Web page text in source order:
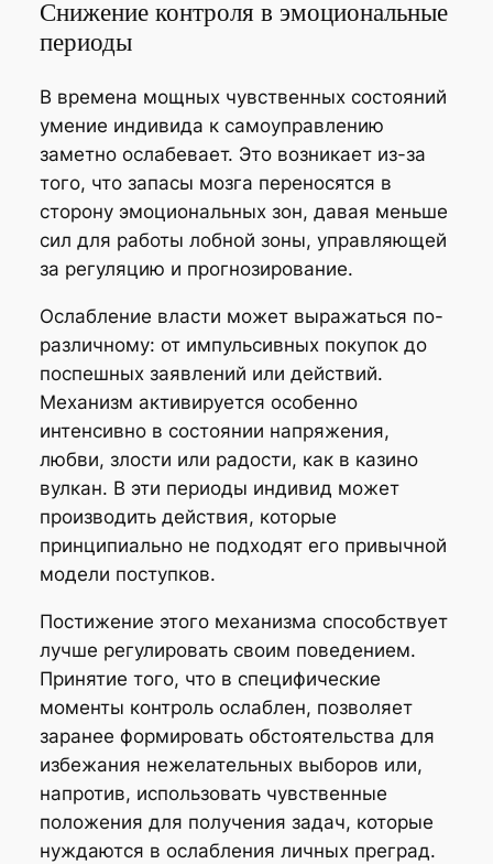
Снижение контроля в эмоциональные
периоды
В времена мощных чувственных состояний
умение индивида к самоуправлению
заметно ослабевает. Это возникает из-за
того, что запасы мозга переносятся в
сторону эмоциональных зон, давая меньше
сил для работы лобной зоны, управляющей
за регуляцию и прогнозирование.
Ослабление власти может выражаться по-
различному: от импульсивных покупок до
поспешных заявлений или действий.
Механизм активируется особенно
интенсивно в состоянии напряжения,
любви, злости или радости, как в казино
вулкан. В эти периоды индивид может
производить действия, которые
принципиально не подходят его привычной
модели поступков.
Постижение этого механизма способствует
лучше регулировать своим поведением.
Принятие того, что в специфические
моменты контроль ослаблен, позволяет
заранее формировать обстоятельства для
избежания нежелательных выборов или,
напротив, использовать чувственные
положения для получения задач, которые
нуждаются в ослабления личных преград.